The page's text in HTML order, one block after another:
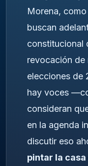
Morena,
buscan
constitucional
revocación de
elecciones de
hay voces
consideran
en la agenda
discutir eso
pintar la